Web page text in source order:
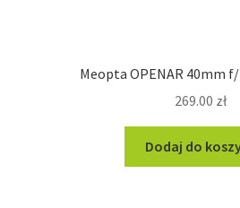
Meopta OPENAR 40mm
269.00 zł
Dodaj do